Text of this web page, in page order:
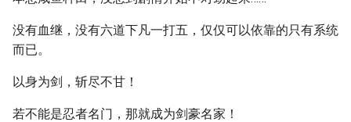
没有血继，没有六道下凡一打五，仅仅可以依靠的只有系统
而已。
以身为剑，斩尽不甘！
若不能是忍者名门，那就成为剑豪名家！